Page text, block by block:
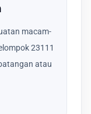
macam-
23111
atau